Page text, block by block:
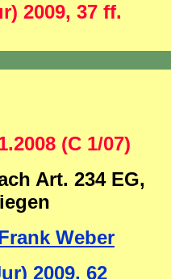
2009, 37 ff.
(C 1/07)
Art. 234 EG,
Weber
2009, 62